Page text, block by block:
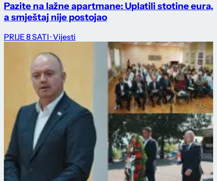
Pazite na lažne apartmane: Uplatili stotine eura,
a smještaj nije postojao
PRIJE 8 SATI · Vijesti